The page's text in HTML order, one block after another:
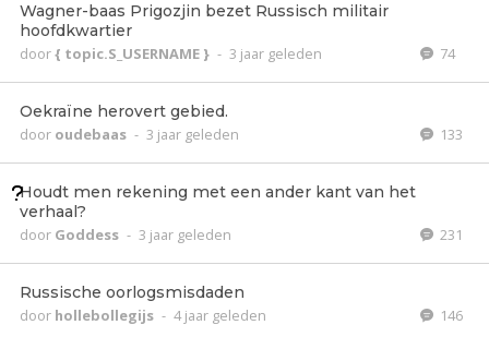
Wagner-baas Prigozjin bezet Russisch militair
hoofdkwartier
door{ topic.S_USERNAME } - 3 jaar geleden 74
Oekraïne herovert gebied.
door oudebaas - 3 jaar geleden 133
Houdt men rekening met een ander kant van het
verhaal?
door Goddess - 3 jaar geleden 231
Russische oorlogsmisdaden
door hollebollegijs - 4 jaar geleden 146